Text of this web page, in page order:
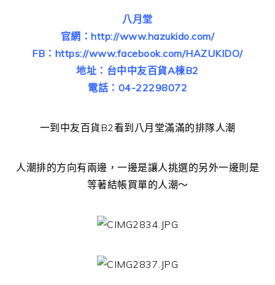
八月堂
官網：http://www.hazukido.com/
FB：https://www.facebook.com/HAZUKIDO/
地址：台中中友百貨A棟B2
電話：04-22298072
一到中友百貨B2看到八月堂滿滿的排隊人潮
人潮排的方向有兩邊，一邊是讓人挑選的另外一邊則是
等著結帳買單的人潮～